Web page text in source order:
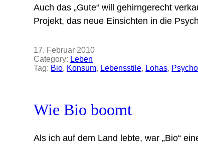
Auch das „Gute“ will gehirngerecht
Projekt, das neue Einsichten in die
17. Februar 2010
Category: Leben
Tag: Bio, Konsum, Lebensstile, Lohas,
Wie Bio boomt
Als ich auf dem Land lebte, war „Bio“